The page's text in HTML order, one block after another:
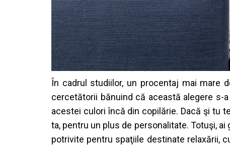
În cadrul studiilor, un procentaj mai mare
cercetătorii bănuind că această alegere s-a
acestei culori încă din copil ărie. Dacă şi tu te
ta, pentru un plus de personalitate. Totuşi, ai
potrivite pentru spaţiile destinate relaxării,